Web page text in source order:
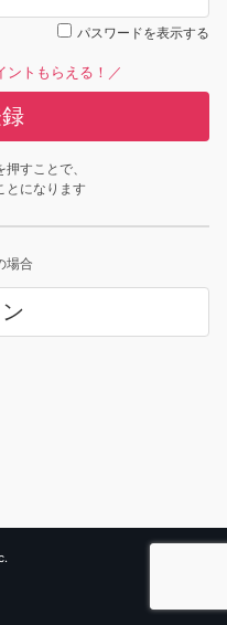
パスワードを表示する
ントもらえる！／
すことで、
とになります
場合